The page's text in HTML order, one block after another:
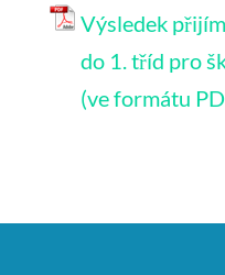
Výsledek
do 1. tříd pro
(ve formátu